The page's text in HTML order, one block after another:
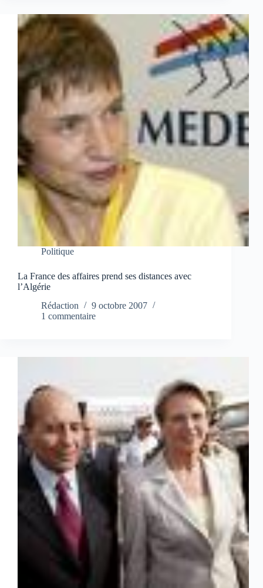
Politique
La France des affaires prend ses distances avec
l’Algérie
Rédaction
9 octobre 2007
1 commentaire